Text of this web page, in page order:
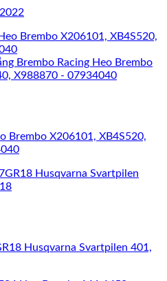
Brembo X206101, XB4S520,
Husqvarna Svartpilen 401,